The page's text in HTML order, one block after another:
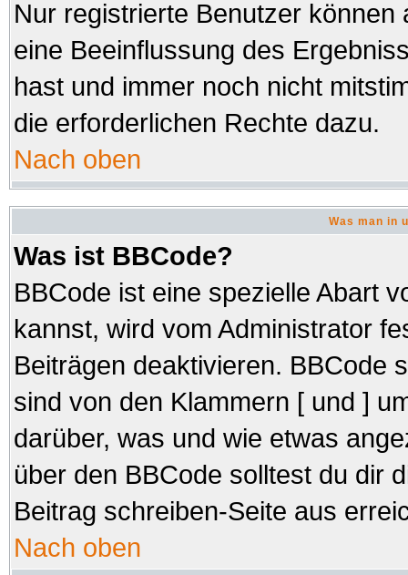
Nur registrierte Benutzer
eine Beeinflussung des
hast und immer noch nicht
die erforderlichen Rechte dazu.
Nach oben
Was man in
Was ist BBCode?
BBCode ist eine spezielle Abart
kannst, wird vom Administrator
Beiträgen deaktivieren. BBCode
sind von den Klammern [ und ]
darüber, was und wie etwas
über den BBCode solltest du dir
Beitrag schreiben-Seite aus
Nach oben